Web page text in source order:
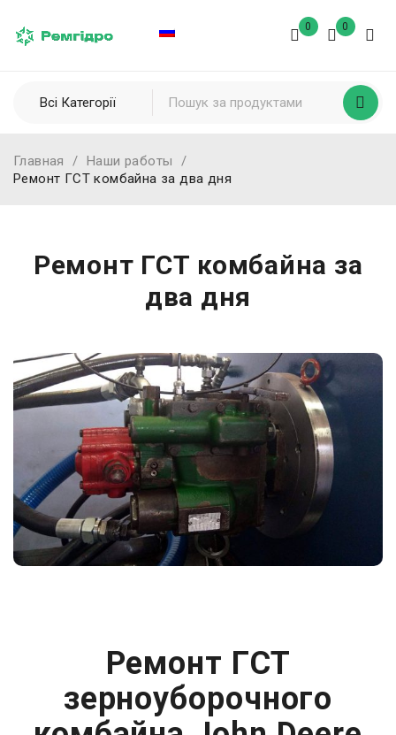
0 0
Главная / Наши работы
/
Ремонт ГСТ комбайна за два дня
Ремонт ГСТ комбайна за
два дня
Ремонт ГСТ
зерноуборочного